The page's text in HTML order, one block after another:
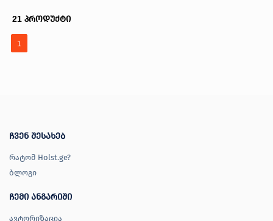
21 პროდუქტი
1
ჩვენ შესახებ
რატომ Holst.ge?
ბლოგი
ჩემი ანგარიში
ავტორიზაცია